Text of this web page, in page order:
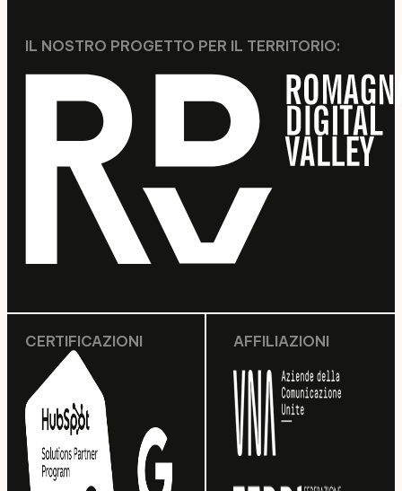
IL NOSTRO PROGETTO PER IL TERRITORIO:
CERTIFICAZIONI AFFILIAZIONI